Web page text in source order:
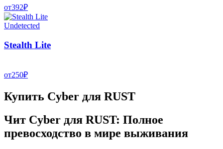
от392₽
Undetected
Stealth Lite
от250₽
Купить Cyber для RUST
Чит Cyber для RUST: Полное
превосходство в мире выживания